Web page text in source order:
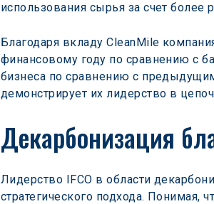
использования сырья за счет более
Благодаря вкладу CleanMile
финансовому году по сравнению с
бизнеса по сравнению с
демонстрирует их лидерство в
Декарбонизация
Лидерство IFCO в области
стратегического подхода. Понимая,